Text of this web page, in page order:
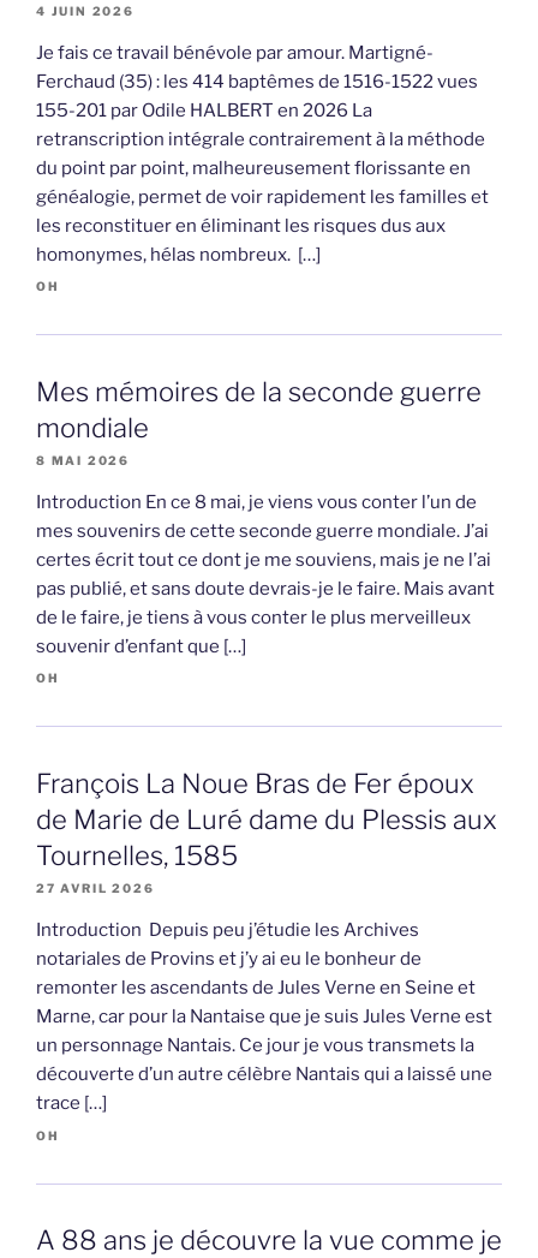
4 JUIN 2026
Je fais ce travail bénévole par amour. Martigné-
Ferchaud (35) : les 414 baptêmes de 1516-1522 vues
155-201 par Odile HALBERT en 2026 La
retranscription intégrale contrairement à la méthode
du point par point, malheureusement florissante en
généalogie, permet de voir rapidement les familles et
les reconstituer en éliminant les risques dus aux
homonymes, hélas nombreux. […]
OH
Mes mémoires de la seconde guerre
mondiale
8 MAI 2026
Introduction En ce 8 mai, je viens vous conter l’un de
mes souvenirs de cette seconde guerre mondiale. J’ai
certes écrit tout ce dont je me souviens, mais je ne l’ai
pas publié, et sans doute devrais-je le faire. Mais avant
de le faire, je tiens à vous conter le plus merveilleux
souvenir d’enfant que […]
OH
François La Noue Bras de Fer époux
de Marie de Luré dame du Plessis aux
Tournelles, 1585
27 AVRIL 2026
Introduction Depuis peu j’étudie les Archives
notariales de Provins et j’y ai eu le bonheur de
remonter les ascendants de Jules Verne en Seine et
Marne, car pour la Nantaise que je suis Jules Verne est
un personnage Nantais. Ce jour je vous transmets la
découverte d’un autre célèbre Nantais qui a laissé une
trace […]
OH
A 88 ans je découvre la vue comme je